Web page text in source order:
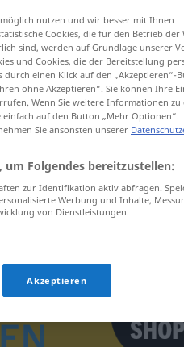
FIG
nutzen und wir besser mit Ihnen
Cookies, die für den Betrieb der
sind, werden auf Grundlage unserer
und Cookies, die der Bereitstellung
einen Klick auf den „Akzeptieren“-
ohne Akzeptieren“. Sie können Ihre
Wenn Sie weitere Informationen zu
auf den Button „Mehr Optionen“.
Sie ansonsten unserer
Folgendes bereitzustellen:
zur Identifikation aktiv abfragen.
Werbung und Inhalte,
von Dienstleistungen.
Akzeptieren